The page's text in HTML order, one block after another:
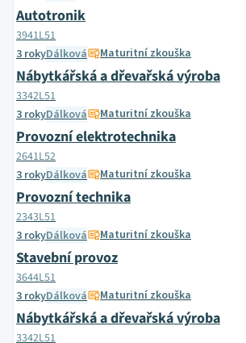
Autotronik
3941L51
3 rokyDálková Maturitní zkouška
Nábytkářská a dřevařská výroba
3342L51
3 rokyDálková Maturitní zkouška
Provozní elektrotechnika
2641L52
3 rokyDálková Maturitní zkouška
Provozní technika
2343L51
3 rokyDálková Maturitní zkouška
Stavební provoz
3644L51
3 rokyDálková Maturitní zkouška
Nábytkářská a dřevařská výroba
3342L51